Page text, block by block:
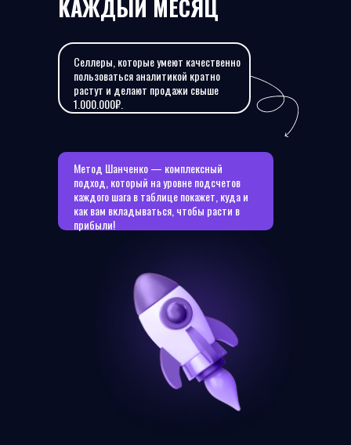
КАЖДЫЙ МЕСЯЦ
Селлеры, которые умеют качественно
пользоваться аналитикой кратно
растут и делают продажи свыше
1.000.000₽.
Метод Шанченко — комплексный
подход, который на уровне подсчетов
каждого шага в таблице покажет, куда и
как вам вкладываться, чтобы расти в
прибыли!